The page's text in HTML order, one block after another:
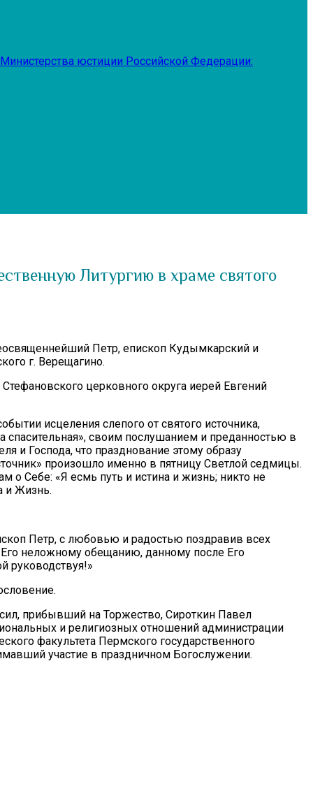
юстиции Российской Федерации:
Литургию в храме святого
Петр, епископ Кудымкарский и
г. Верещагино.
церковного округа иерей Евгений
исцеления слепого от святого источника,
своим послушанием и преданностью в
Господа, что празднование этому образу
произошло именно в пятницу Светлой седмицы.
о Себе: «Я есмь путь и истина и жизнь; никто не
и Жизнь.
Петр, с любовью и радостью поздравив всех
неложному обещанию, данному после Его
руководствуя!»
прибывший на Торжество, Сироткин Павел
и религиозных отношений администрации
факультета Пермского государственного
участие в праздничном Богослужении.